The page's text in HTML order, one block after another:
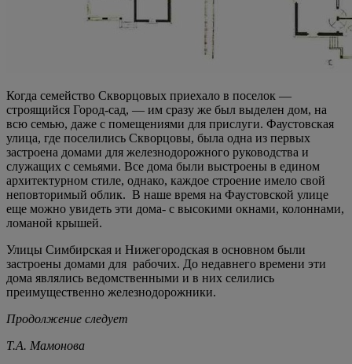
Когда семейство Скворцовых приехало в поселок —
строящийся Город-сад, — им сразу же был выделен дом, на
всю семью, даже с помещениями для прислуги. Фаустовская
улица, где поселились Скворцовы, была одна из первых
застроена домами для железнодорожного руководства и
служащих с семьями. Все дома были выстроены в едином
архитектурном стиле, однако, каждое строение имело свой
неповторимый облик. В наше время на Фаустовской улице
еще можно увидеть эти дома- с высокими окнами, колоннами,
ломаной крышей.
Улицы Симбирская и Нижегородская в основном были
застроены домами для рабочих. До недавнего времени эти
дома являлись ведомственными и в них селились
преимущественно железнодорожники.
Продолжение следует
Т.А. Мамонова